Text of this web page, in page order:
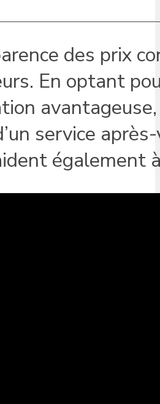
des prix
En optant
service
également